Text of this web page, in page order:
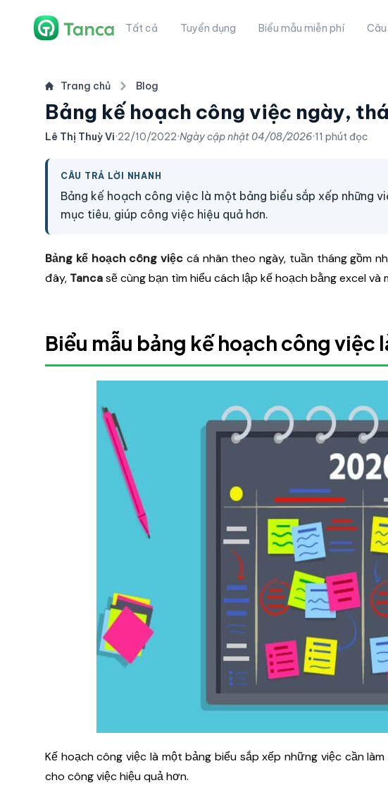
Tất cả Tuyển dụng Biểu mẫu miễn phí
Trang chủ Blog
Bảng kế hoạch công việc ngày,
Lê Thị Thuỳ Vi·22/10/2022·Ngày cập nhật04/08/2026·11 phút đọc
CÂU TRẢ LỜI NHANH
Bảng kế hoạch công việc là một bảng biểu sắp xếp những
mục tiêu, giúp công việc hiệu quả hơn.
Bảng kế hoạch công việc cá nhân theo ngày, tuần tháng gồm
đây, Tancasẽ cùng bạn tìm hiểu cách lập kế hoạch bằng excel và
Biểu mẫu bảng kế hoạch công việc
Kế hoạch công việc là một bảng biểu sắp xếp những việc cần
cho công việc hiệu quả hơn.